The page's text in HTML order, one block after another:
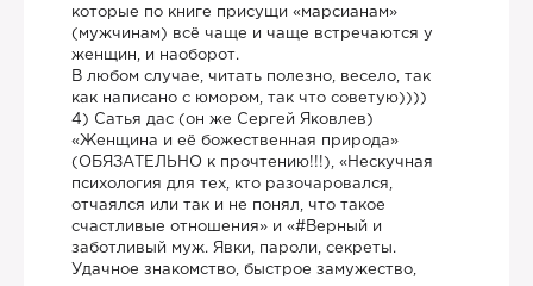
которые по книге присущи «марсианам»
(мужчинам) всё чаще и чаще встречаются у
женщин, и наоборот.
В любом случае, читать полезно, весело, так
как написано с юмором, так что советую))))
4) Сатья дас (он же Сергей Яковлев)
«Женщина и её божественная природа»
(ОБЯЗАТЕЛЬНО к прочтению!!!), «Нескучная
психология для тех, кто разочаровался,
отчаялся или так и не понял, что такое
счастливые отношения» и «#Верный и
заботливый муж. Явки, пароли, секреты.
Удачное знакомство, быстрое замужество,